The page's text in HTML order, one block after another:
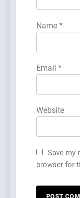
Name *
Email *
Website
Save my
browser for